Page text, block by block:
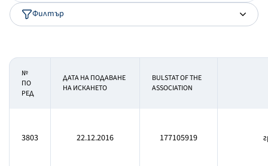
Филтър
№
ПО
РЕД
ДАТА НА ПОДАВАНЕ
НА ИСКАНЕТО
BULSTAT OF THE
ASSOCIATION
3803 22.12.2016 177105919